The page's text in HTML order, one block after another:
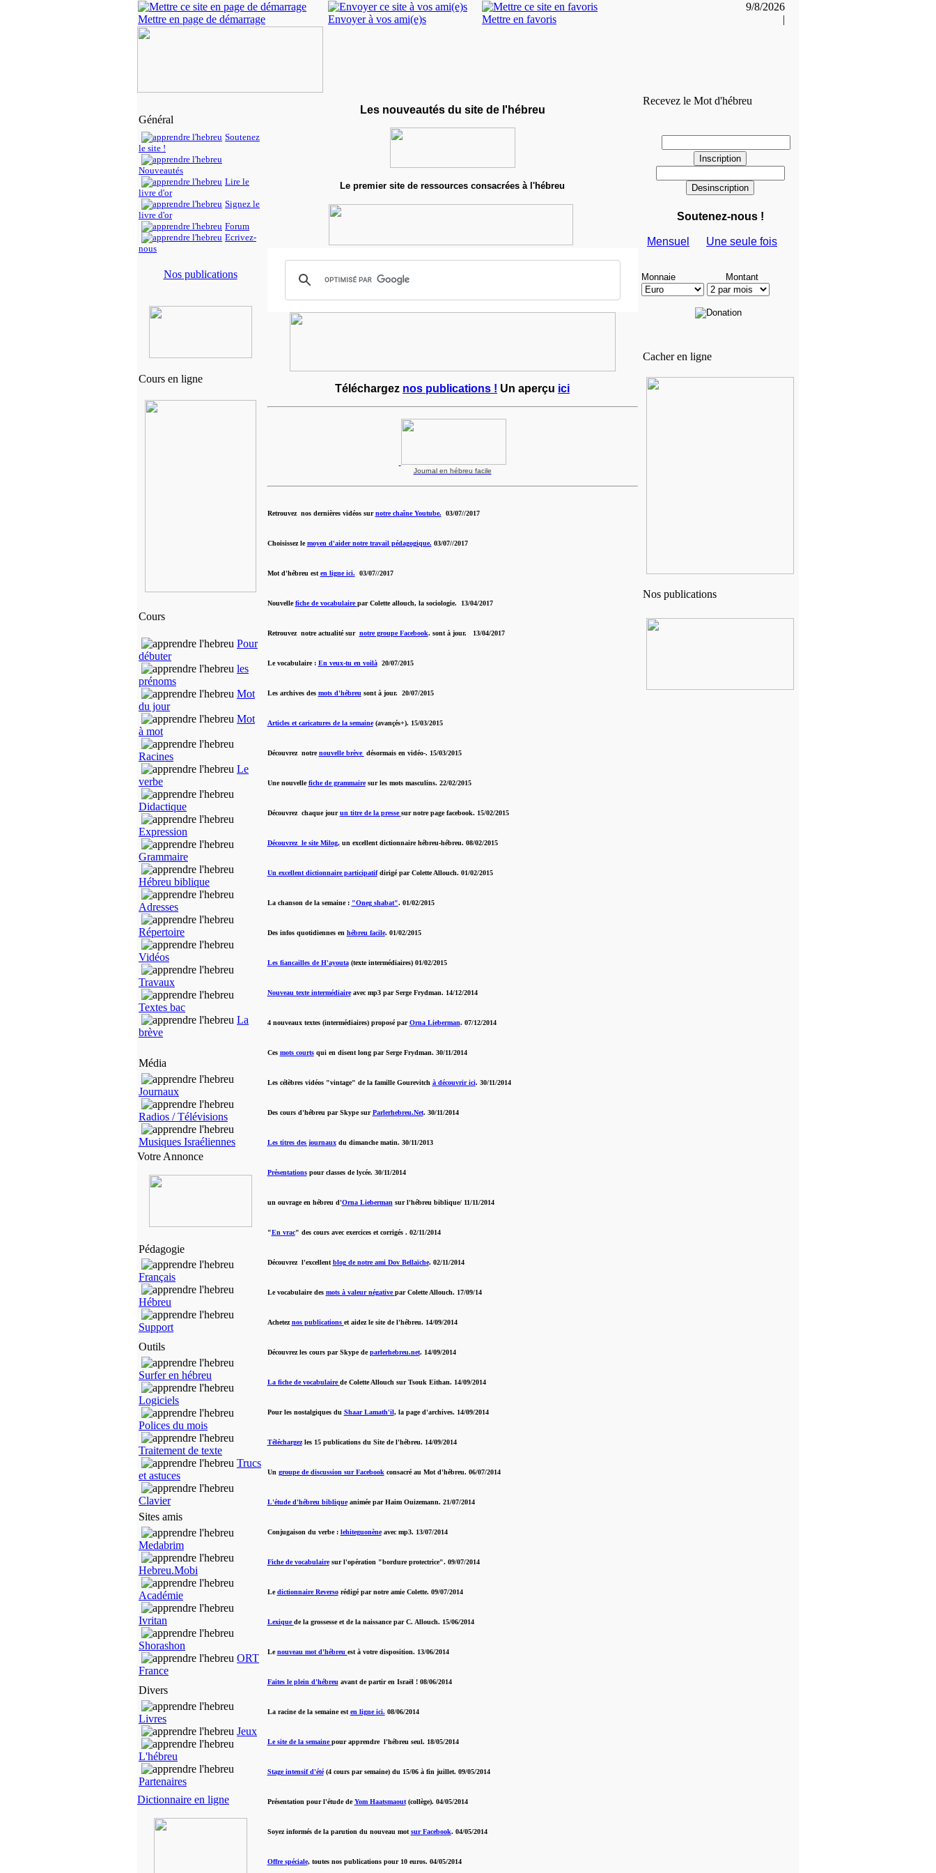
Mettre en page de démarrage Envoyer à vos ami(e)s Mettre en favoris
9/8/2026
|
Général
Soutenez
le site !
Nouveautés
Lire le
livre d'or
Signez le
livre d'or
Forum
Ecrivez-
nous
Nos publications
Cours en ligne
Cours
Pour
débuter
les
prénoms
Mot
du jour
Mot
à mot
Racines
Le
verbe
Didactique
Expression
Grammaire
Hébreu biblique
Adresses
Répertoire
Vidéos
Travaux
Textes bac
La
brève
Média
Journaux
Radios / Télévisions
Musiques Israéliennes
Votre Annonce
Pédagogie
Français
Hébreu
Support
Outils
Surfer en hébreu
Logiciels
Polices du mois
Traitement de texte
Trucs
et astuces
Clavier
Sites amis
Medabrim
Hebreu.Mobi
Académie
Ivritan
Shorashon
ORT
France
Divers
Livres
Jeux
L'hébreu
Partenaires
Dictionnaire en ligne
Les nouveautés du site de l'hébreu
Le premier site de ressources consacrées à l'hébreu
Téléchargez nos publications ! Un aperçu ici
Journal en hébreu facile
Retrouvez nos dernières vidéos surnotre chaîne Youtube. 03/07//2017
Choisissez lemoyen d'aider notre travail pédagogique. 03/07//2017
Mot d'hébreu est en ligne ici. 03/07//2017
Nouvellefiche de vocabulairepar Colette allouch, la sociologie. 13/04/2017
Retrouvez notre actualité sur notre groupe Facebook. sont à jour. 13/04/2017
Le vocabulaire : En veux-tu en voilà20/07/2015
Les archives des mots d'hébreu sont à jour. 20/07/2015
Articles et caricatures de la semaine(avançés+). 15/03/2015
Découvrez notrenouvelle brève désormais en vidéo-. 15/03/2015
Une nouvellefiche de grammairesur les mots masculins. 22/02/2015
Découvrez chaque jourun titre de la pressesur notre page facebook. 15/02/2015
Découvrez le site Milog, un excellent dictionnaire hébreu-hébreu. 08/02/2015
Un excellent dictionnaire participatifdirigé par Colette Allouch. 01/02/2015
La chanson de la semaine : "Oneg shabat". 01/02/2015
Des infos quotidiennes en hébreu facile. 01/02/2015
Les fiancailles de H'ayouta(texte intermédiaires) 01/02/2015
Nouveau texte intermédiaireavec mp3 par Serge Frydman. 14/12/2014
4 nouveaux textes (intermédiaires) proposé parOrna Lieberman. 07/12/2014
Ces mots courtsqui en disent long par Serge Frydman. 30/11/2014
Les célèbres vidéos "vintage" de la famille Gourevitch à découvrir ici. 30/11/2014
Des cours d'hébreu par Skype surParlerhebreu.Net. 30/11/2014
Les titres des journauxdu dimanche matin. 30/11/2013
Présentationspour classes de lycée. 30/11/2014
un ouvrage en hébreu d'Orna Lieberman sur l'hébreu biblique/ 11/11/2014
"En vrac" des cours avec exercices et corrigés . 02/11/2014
Découvrez l'excellent blog de notre ami Dov Bellaïche. 02/11/2014
Le vocabulaire des mots à valeur négativepar Colette Allouch. 17/09/14
Acheteznos publications et aidez le site de l'hébreu. 14/09/2014
Découvrez les cours par Skype deparlerhebreu.net. 14/09/2014
La fiche de vocabulairede Colette Allouch sur Tsouk Eithan. 14/09/2014
Pour les nostalgiques du Shaar Lamath'il, la page d'archives. 14/09/2014
Téléchargezles 15 publications du Site de l'hébreu. 14/09/2014
Un groupe de discussion sur Facebook consacré au Mot d'hébreu. 06/07/2014
L'étude d'hébreu bibliqueanimée par Haim Ouizemann. 21/07/2014
Conjugaison du verbe : lehiteguonèneavec mp3. 13/07/2014
Fiche de vocabulairesur l'opération "bordure protectrice". 09/07/2014
Ledictionnaire Reversorédigé par notre amie Colette. 09/07/2014
Lexiquede la grossesse et de la naissance par C. Allouch. 15/06/2014
Lenouveau mot d'hébreu est à votre disposition. 13/06/2014
Faites le plein d'hébreu avant de partir en Israël ! 08/06/2014
La racine de la semaine est en ligne ici. 08/06/2014
Le site de la semainepour apprendre l'hébreu seul. 18/05/2014
Stage intensif d'été(4 cours par semaine) du 15/06 à fin juillet. 09/05/2014
Présentation pour l'étude deYom Haatsmaout(collège). 04/05/2014
Soyez informés de la parution du nouveau mot sur Facebook. 04/05/2014
Offre spéciale, toutes nos publications pour 10 euros. 04/05/2014
Recevez le Mot d'hébreu
Soutenez-nous !
Mensuel Une seule fois
Monnaie Montant
Cacher en ligne
Nos publications